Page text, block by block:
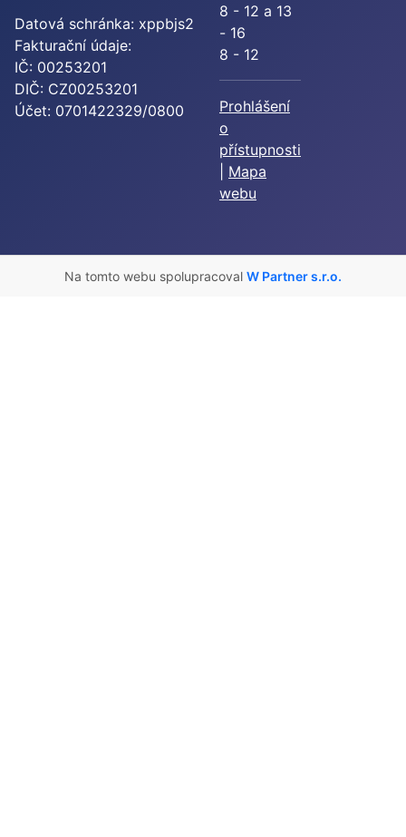
Datová schránka: xppbjs2
Fakturační údaje:
IČ: 00253201
DIČ: CZ00253201
Účet: 0701422329/0800
8 - 12 a 13
- 16
8 - 12
Prohlášení
o
přístupnosti
Mapa
webu
Na tomto webu spolupracoval W Partner s.r.o.